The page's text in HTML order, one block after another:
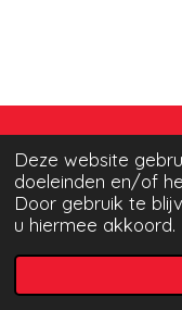
Deze website
doeleinden en/of
Door gebruik te
u hiermee akkoord.
AdresVan
© 2023 - 2026